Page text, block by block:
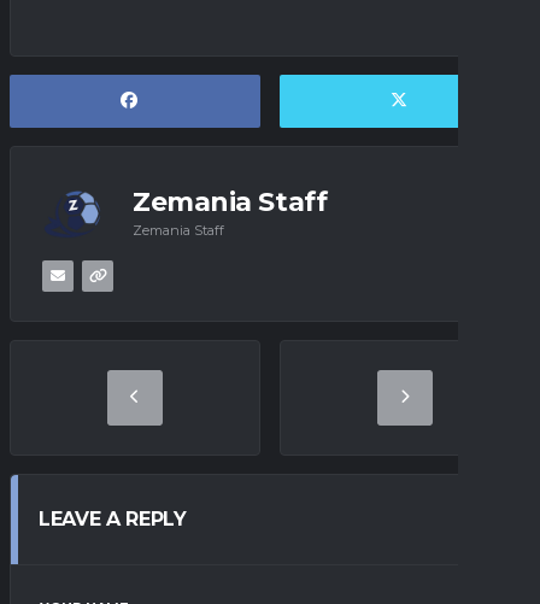
Zemania Staff
Zemania Staff
LEAVE A REPLY